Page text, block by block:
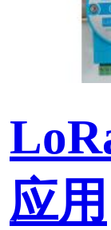
可采
可以